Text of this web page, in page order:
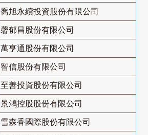
喬旭永續投資股份有限公司
馨郁昌股份有限公司
萬亨通股份有限公司
智信股份有限公司
至善投資股份有限公司
景鴻控股股份有限公司
雪森香國際股份有限公司